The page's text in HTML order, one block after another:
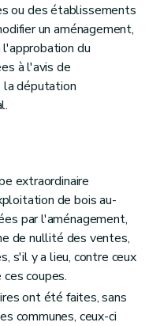
ou des établissements
un aménagement,
du
à l'avis de
députation
extraordinaire
de bois au-
par l'aménagement,
de nullité des ventes,
s'il y a lieu, contre ceux
coupes.
ont été faites, sans
communes, ceux-ci